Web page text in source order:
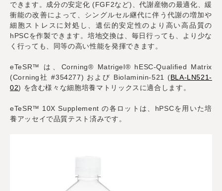
できます。成分の安定化 (FGF2など)、代謝産物の最適化、緩
衝能の改善によって、シングルセル継代に伴う代謝の増加や
細胞ストレスに対処し、遺伝的安定性のより高い高品質の
hPSCを作製できます。培地交換は、毎日行っても、より少な
く行っても、同等の高い性能を発揮できます。
eTeSR™ は、Corning® Matrigel® hESC-Qualified Matrix
(Corning社 #354277) および Biolaminin-521 (BLA-LN521-
02) を含む様々な細胞培養マトリックスに適合します。
eTeSR™ 10X Supplement の各ロットは、hPSCを用いた培
養アッセイで品質テスト済みです。